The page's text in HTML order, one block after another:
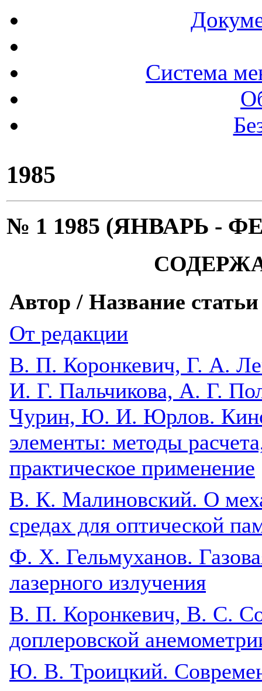
Система
1985
№ 1 1985 (ЯНВАРЬ -
Автор / Название статьи
От редакции
В. П. Коронкевич, Г. А.
И. Г. Пальчикова, А. Г.
Чурин, Ю. И. Юрлов.
элементы: методы
практическое применение
В. К. Малиновский. О
средах для оптической
Ф. X. Гельмуханов.
лазерного излучения
В. П. Коронкевич, В. С.
доплеровской
Ю. В. Троицкий.